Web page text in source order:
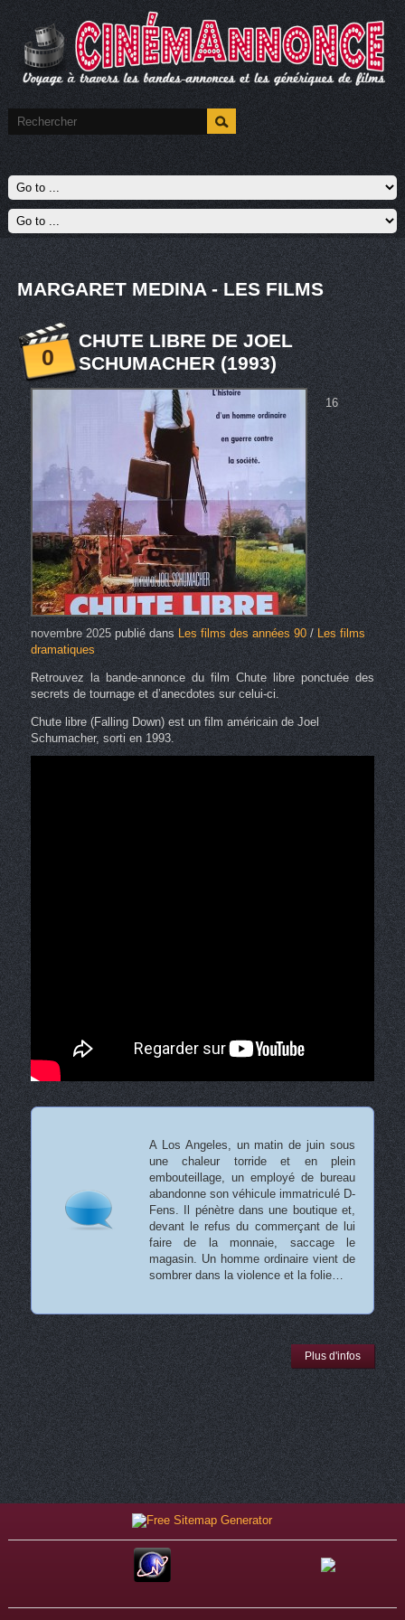
MARGARET MEDINA - LES FILMS
0
CHUTE LIBRE DE JOEL
SCHUMACHER (1993)
16
novembre 2025publié dans Les films des années 90/ Les films
dramatiques
Retrouvez la bande-annonce du film Chute libre ponctuée des
secrets de tournage et d’anecdotes sur celui-ci.
Chute libre (Falling Down) est un film américain de Joel
Schumacher, sorti en 1993.
A Los Angeles, un matin de juin sous
une chaleur torride et en plein
embouteillage, un employé de bureau
abandonne son véhicule immatriculé D-
Fens. Il pénètre dans une boutique et,
devant le refus du commerçant de lui
faire de la monnaie, saccage le
magasin. Un homme ordinaire vient de
sombrer dans la violence et la folie…
Plus d'infos